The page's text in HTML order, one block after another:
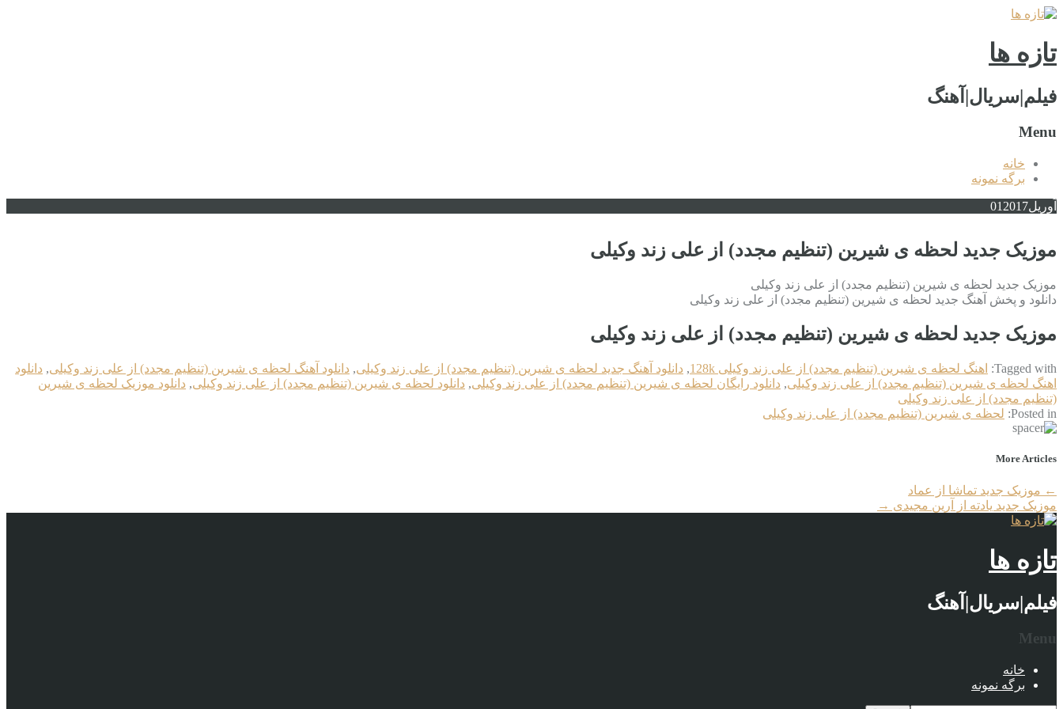
تازه ها
فیلم|سریال|آهنگ
Menu
خانه
برگه نمونه
آوریل 01 2017
موزیک جدید لحظه ی شیرین (تنظیم مجدد) از علی زند وکیلی
موزیک جدید لحظه ی شیرین (تنظیم مجدد) از علی زند وکیلی
دانلود و پخش آهنگ جدید لحظه ی شیرین (تنظیم مجدد) از علی زند وکیلی
موزیک جدید لحظه ی شیرین (تنظیم مجدد) از علی زند وکیلی
Tagged with: اهنگ لحظه ی شیرین (تنظیم مجدد) از علی زند وکیلی 128k , دانلود آهنگ جدید لحظه ی شیرین (تنظیم مجدد) از علی زند وکیلی, دانلود آهنگ لحظه ی شیرین (تنظیم مجدد) از علی زند وکیلی, دانلود
اهنگ لحظه ی شیرین (تنظیم مجدد) از علی زند وکیلی, دانلود رایگان لحظه ی شیرین (تنظیم مجدد) از علی زند وکیلی, دانلود لحظه ی شیرین (تنظیم مجدد) از علی زند وکیلی, دانلود موزیک لحظه ی شیرین
(تنظیم مجدد) از علی زند وکیلی
Posted in: لحظه ی شیرین (تنظیم مجدد) از علی زند وکیلی
More Articles
← موزیک جدید تماشا از عماد
موزیک جدید یادته از آرین مجیدی →
تازه ها
فیلم|سریال|آهنگ
Menu
خانه
برگه نمونه